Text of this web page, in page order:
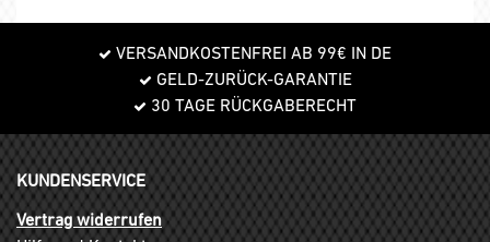
VERSANDKOSTENFREI AB 99€ IN DE
GELD-ZURÜCK-GARANTIE
30 TAGE RÜCKGABERECHT
KUNDENSERVICE
Vertrag widerrufen